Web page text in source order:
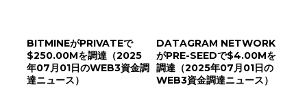
BITMINEがPRIVATEで
$250.00Mを調達（2025
年07月01日のWEB3資金調
達ニュース）
DATAGRAM NETWORK
がPRE-SEEDで$4.00Mを
調達（2025年07月01日の
WEB3資金調達ニュース）